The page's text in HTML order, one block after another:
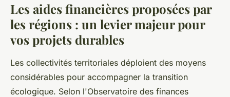
Bénéficier des aides et bonus
régionaux en construction
durable
Luna•30 octobre 2025•5 min de lecture
Les aides financières proposées par
les régions : un levier majeur pour
vos projets durables
Les collectivités territoriales déploient des moyens
considérables pour accompagner la transition
écologique. Selon l'Observatoire des finances